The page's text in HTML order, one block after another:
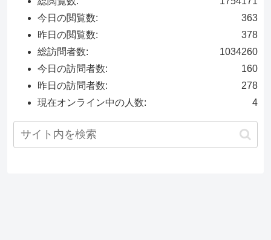
363
今日の閲覧数:
378
昨日の閲覧数:
1034260
総訪問者数:
160
今日の訪問者数:
278
昨日の訪問者数:
4
現在オンライン中の人数: